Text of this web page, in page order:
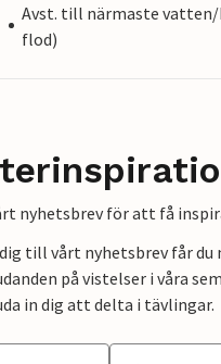
Avst. till närmaste vatten/
flod)
nyhetsbrev för att få
till vårt nyhetsbrev får
på vistelser i våra
in dig att delta i tävlingar.